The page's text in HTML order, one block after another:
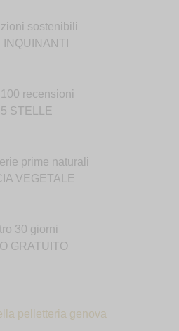
sostenibili
INQUINANTI
recensioni
STELLE
prime naturali
VEGETALE
30 giorni
GRATUITO